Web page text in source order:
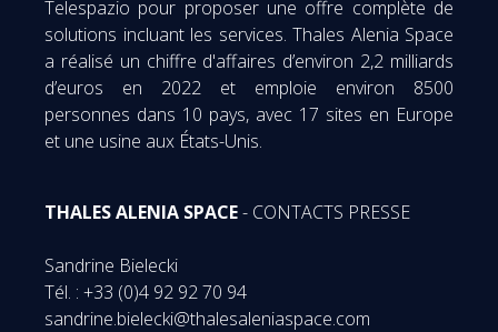
Telespazio pour proposer une offre complète de
solutions incluant les services. Thales Alenia Space
a réalisé un chiffre d'affaires d’environ 2,2 milliards
d’euros en 2022 et emploie environ 8500
personnes dans 10 pays, avec 17 sites en Europe
et une usine aux États-Unis.
THALES ALENIA SPACE- CONTACTS PRESSE
Sandrine Bielecki
Tél. : +33 (0)4 92 92 70 94
sandrine.bielecki@thalesaleniaspace.com